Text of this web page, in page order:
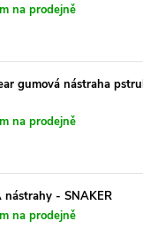
na prodejně
gumová nástraha
na prodejně
nástrahy - SNAKER
na prodejně